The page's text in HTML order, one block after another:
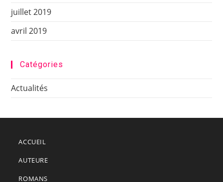
juillet 2019
avril 2019
Catégories
Actualités
ACCUEIL
AUTEURE
ROMANS